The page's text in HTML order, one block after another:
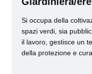
Si occupa della
spazi verdi, sia
il lavoro, gestisce un
della protezione e